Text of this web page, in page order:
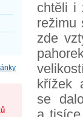
chtěli i
režimu
zde
křížek
se